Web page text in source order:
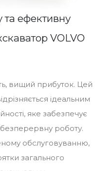
та ефективну
VOLVO
вищий прибуток. Цей
ідеальним
яке забезпечує
роботу.
обслуговуванню,
загального